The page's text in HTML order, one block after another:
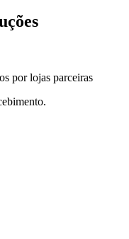
por lojas parceiras